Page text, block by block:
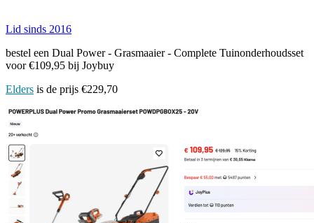
Lid sinds 2016
bestel een Dual Power - Grasmaaier - Complete Tuinonderhoudsset
voor €109,95 bij Joybuy
Elders is de prijs €229,70